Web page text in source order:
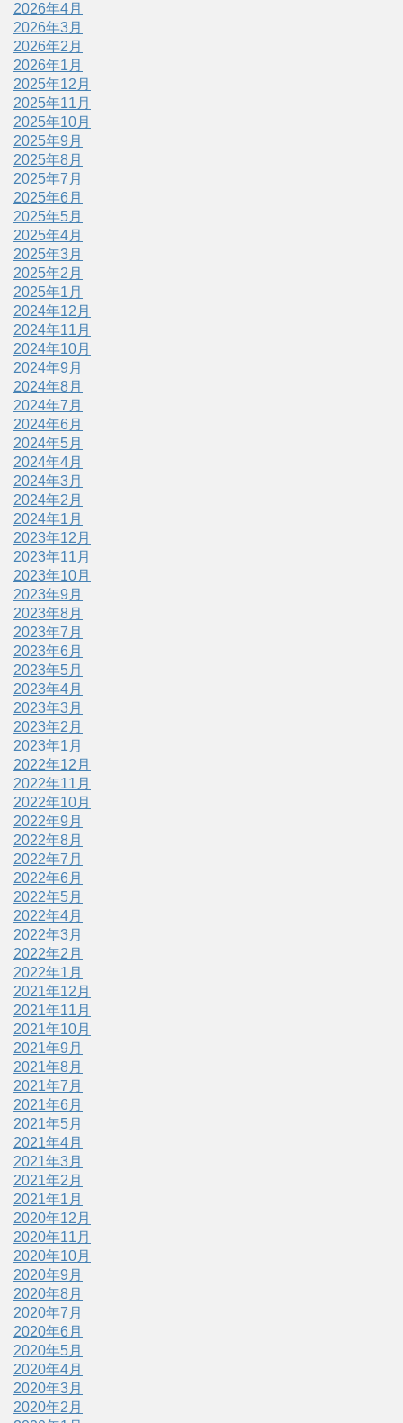
2026年4月
2026年3月
2026年2月
2026年1月
2025年12月
2025年11月
2025年10月
2025年9月
2025年8月
2025年7月
2025年6月
2025年5月
2025年4月
2025年3月
2025年2月
2025年1月
2024年12月
2024年11月
2024年10月
2024年9月
2024年8月
2024年7月
2024年6月
2024年5月
2024年4月
2024年3月
2024年2月
2024年1月
2023年12月
2023年11月
2023年10月
2023年9月
2023年8月
2023年7月
2023年6月
2023年5月
2023年4月
2023年3月
2023年2月
2023年1月
2022年12月
2022年11月
2022年10月
2022年9月
2022年8月
2022年7月
2022年6月
2022年5月
2022年4月
2022年3月
2022年2月
2022年1月
2021年12月
2021年11月
2021年10月
2021年9月
2021年8月
2021年7月
2021年6月
2021年5月
2021年4月
2021年3月
2021年2月
2021年1月
2020年12月
2020年11月
2020年10月
2020年9月
2020年8月
2020年7月
2020年6月
2020年5月
2020年4月
2020年3月
2020年2月